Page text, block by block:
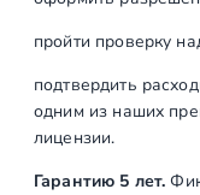
пройти проверку
подтвердить
одним из наших
лицензии.
Гарантию 5 лет.